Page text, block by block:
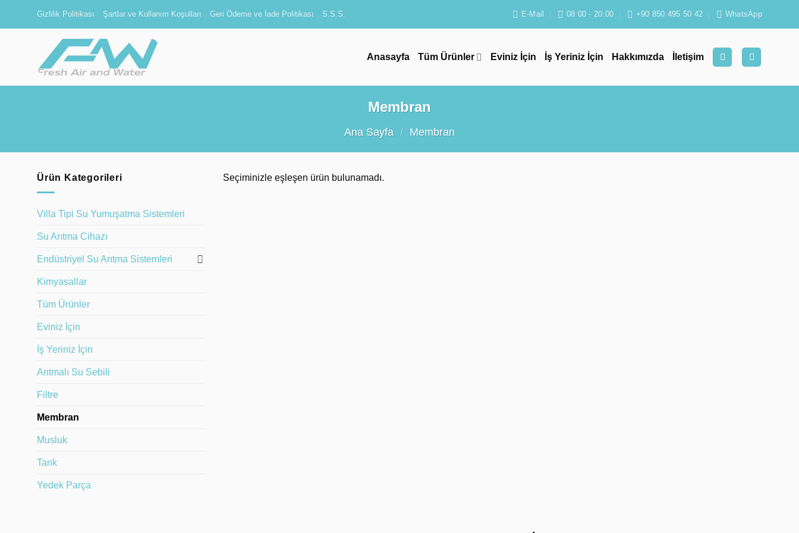
Gizlilik Politikası Şartlar ve Kullanım Koşulları Geri Ödeme ve İade Politikası S.S.S. E-Mail 08:00 - 20:00 +90 850 495 50 42 WhatsApp
Anasayfa Tüm Ürünler Eviniz İçin İş Yeriniz İçin Hakkımızda İletişim
Membran
Ana Sayfa / Membran
Ürün Kategorileri
Villa Tipi Su Yumuşatma Sistemleri
Su Arıtma Cihazı
Endüstriyel Su Arıtma Sistemleri
Kimyasallar
Tüm Ürünler
Eviniz İçin
İş Yeriniz İçin
Arıtmalı Su Sebili
Filtre
Membran
Musluk
Tank
Yedek Parça
Seçiminizle eşleşen ürün bulunamadı.